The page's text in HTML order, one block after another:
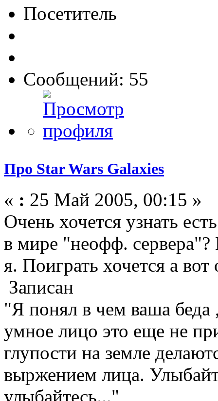
Посетитель
Сообщений: 55
Про Star Wars Galaxies
« : 25 Май 2005, 00:15 »
Очень хочется узнать
в мире "неофф.
я. Поиграть хочется а вот
Записан
"Я понял в чем ваша
умное лицо это еще не
глупости на земле
выржением лица.
улыбайтесь..."